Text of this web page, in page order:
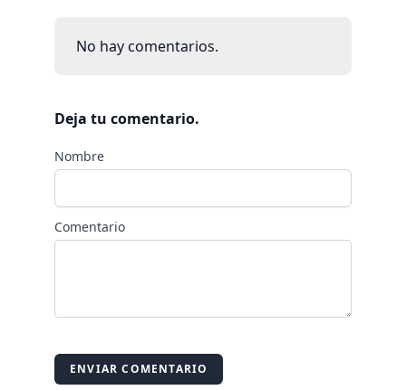
No hay comentarios.
Deja tu comentario.
Nombre
Comentario
ENVIAR COMENTARIO